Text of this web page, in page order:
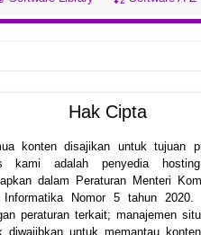
Hak Cipta
konten disajikan untuk tujuan
kami adalah penyedia
dalam Peraturan Menteri
Informatika Nomor 5 tahun 2020.
peraturan terkait; manajemen
diwajibkan untuk memantau